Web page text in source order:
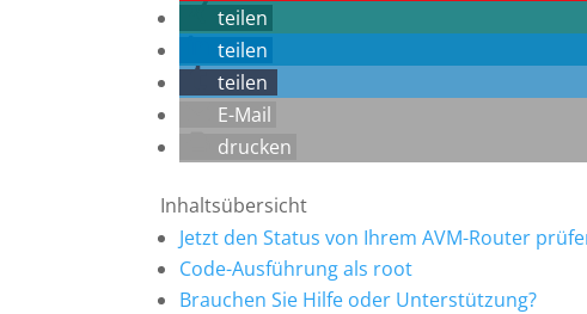
teilen
teilen
teilen
E-Mail
drucken
Inhaltsübersicht
Jetzt den Status von Ihrem AVM-Router
Code-Ausführung als root
Brauchen Sie Hilfe oder Unterstützung?